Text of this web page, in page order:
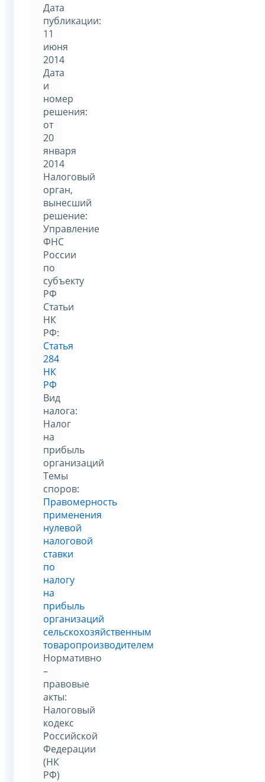
Дата
публикации:
11
июня
2014
Дата
и
номер
решения:
от
20
января
2014
Налоговый
орган,
вынесший
решение:
Управление
ФНС
России
по
субъекту
РФ
Статьи
НК
РФ:
Статья
284
НК
РФ
Вид
налога:
Налог
на
прибыль
организаций
Темы
споров:
Правомерность
применения
нулевой
налоговой
ставки
по
налогу
на
прибыль
организаций
сельскохозяйственным
товаропроизводителем
Нормативно
–
правовые
акты:
Налоговый
кодекс
Российской
Федерации
(НК
РФ)